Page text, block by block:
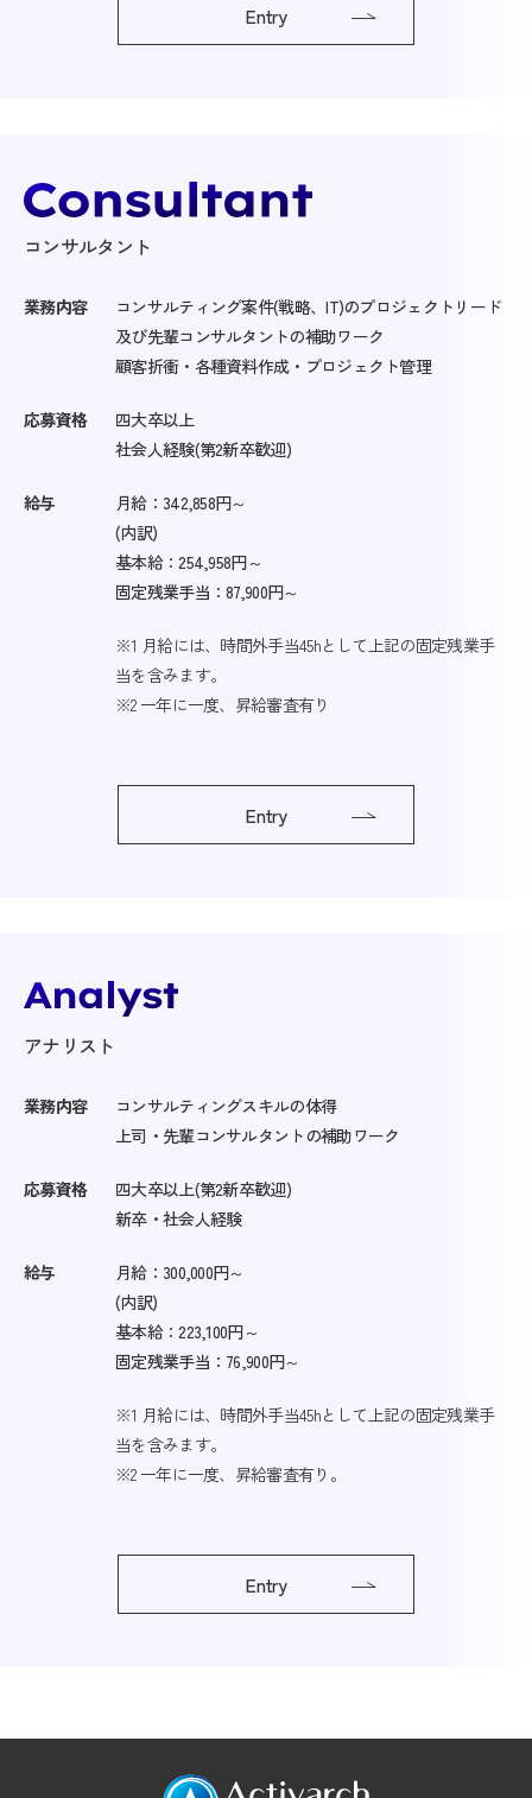
Entry
コンサルタント
業務内容
コンサルティング案件(戦略、IT)のプロジェクトリード
及び先輩コンサルタントの補助ワーク
顧客折衝・各種資料作成・プロジェクト管理
応募資格
四大卒以上
社会人経験(第2新卒歓迎)
給与
月給：342,858円～
(内訳)
基本給：254,958円～
固定残業手当：87,900円～
※1 月給には、時間外手当45hとして上記の固定残業手
当を含みます。
※2 一年に一度、昇給審査有り
Entry
アナリスト
業務内容
コンサルティングスキルの体得
上司・先輩コンサルタントの補助ワーク
応募資格
四大卒以上(第2新卒歓迎)
新卒・社会人経験
給与
月給：300,000円～
(内訳)
基本給：223,100円～
固定残業手当：76,900円～
※1 月給には、時間外手当45hとして上記の固定残業手
当を含みます。
※2 一年に一度、昇給審査有り。
Entry